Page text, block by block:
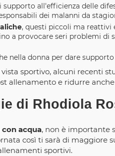
supporto all'efficienza delle
dei malanni da
, questi piccoli ma reattivi
a provocare seri problemi di
nella donna per dare supporto
sportivo, alcuni recenti
allenamento e ridurre
di Rhodiola
acqua, non è importante
così ti sarà di maggiore
sportivi.